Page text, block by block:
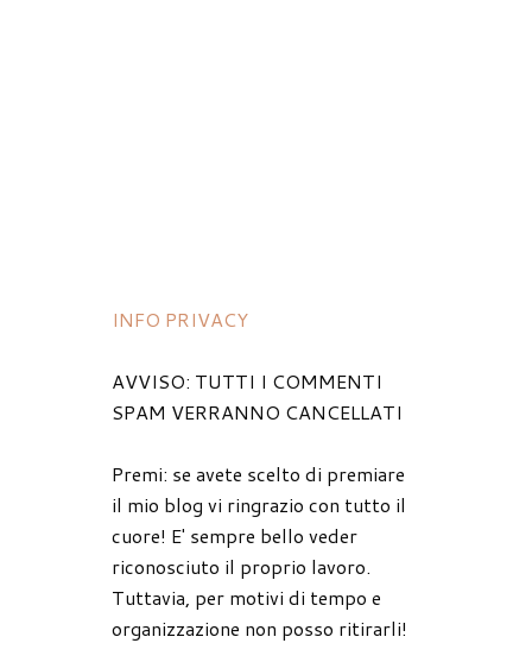
INFO PRIVACY
AVVISO: TUTTI I COMMENTI
SPAM VERRANNO CANCELLATI
Premi: se avete scelto di premiare
il mio blog vi ringrazio con tutto il
cuore! E' sempre bello veder
riconosciuto il proprio lavoro.
Tuttavia, per motivi di tempo e
organizzazione non posso ritirarli!